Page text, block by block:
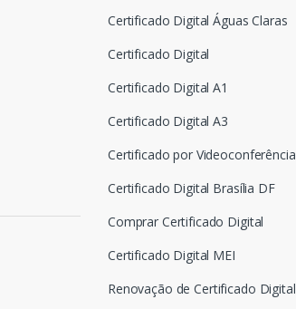
Certificado Digital Águas Claras
Certificado Digital
Certificado Digital A1
Certificado Digital A3
Certificado por Videoconferência
Certificado Digital Brasília DF
Comprar Certificado Digital
Certificado Digital MEI
Renovação de Certificado Digital